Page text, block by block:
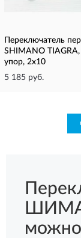
Переключатель
SHIMANO
упор, 2x10
5 185 руб.